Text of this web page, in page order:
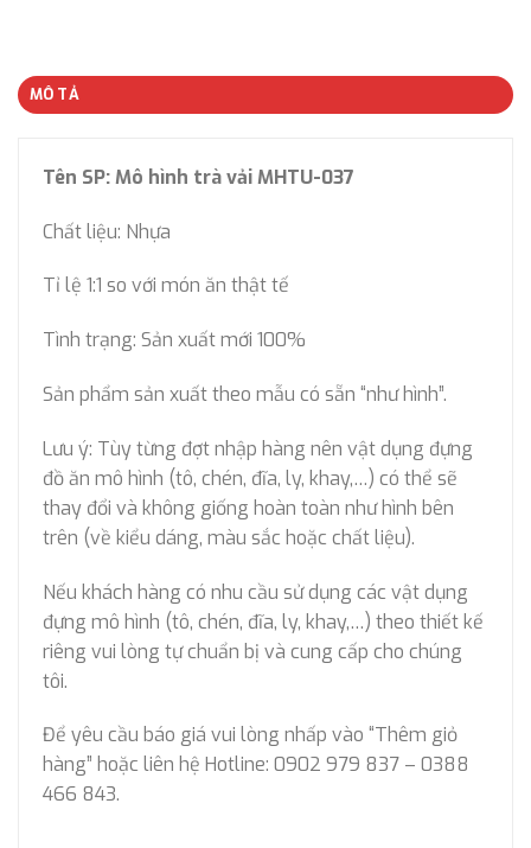
MÔ TẢ
Tên SP: Mô hình trà vải MHTU-037
Chất liệu: Nhựa
Tỉ lệ 1:1 so với món ăn thật tế
Tình trạng: Sản xuất mới 100%
Sản phẩm sản xuất theo mẫu có sẵn “như hình”.
Lưu ý: Tùy từng đợt nhập hàng nên vật dụng đựng
đồ ăn mô hình (tô, chén, đĩa, ly, khay,…) có thể sẽ
thay đổi và không giống hoàn toàn như hình bên
trên (về kiểu dáng, màu sắc hoặc chất liệu).
Nếu khách hàng có nhu cầu sử dụng các vật dụng
đựng mô hình (tô, chén, đĩa, ly, khay,…) theo thiết kế
riêng vui lòng tự chuẩn bị và cung cấp cho chúng
tôi.
Để yêu cầu báo giá vui lòng nhấp vào “Thêm giỏ
hàng” hoặc liên hệ Hotline: 0902 979 837 – 0388
466 843.